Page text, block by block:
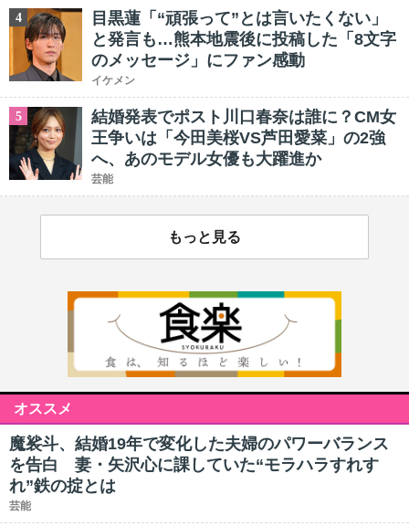
4
目黒蓮「“頑張って”とは言いたくない」
と発言も…熊本地震後に投稿した「8文字
のメッセージ」にファン感動
イケメン
5
結婚発表でポスト川口春奈は誰に？CM女
王争いは「今田美桜VS芦田愛菜」の2強
へ、あのモデル女優も大躍進か
芸能
もっと見る
オススメ
魔裟斗、結婚19年で変化した夫婦のパワーバランス
を告白 妻・矢沢心に課していた“モラハラすれす
れ”鉄の掟とは
芸能